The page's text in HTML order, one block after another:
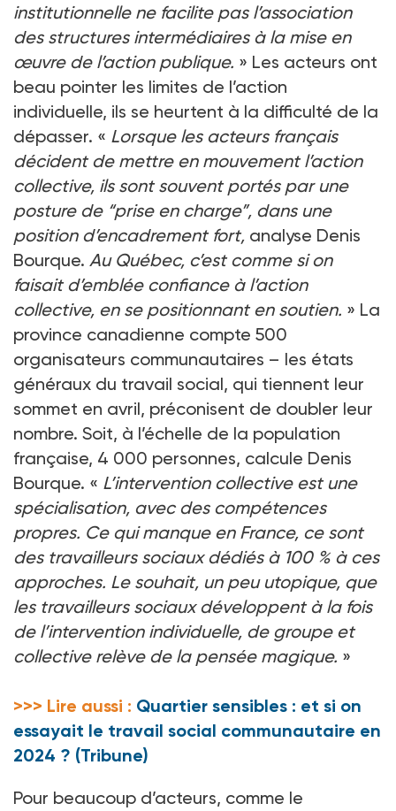
institutionnelle ne facilite pas l’association
des structures intermédiaires à la mise en
œuvre de l’action publique. » Les acteurs ont
beau pointer les limites de l’action
individuelle, ils se heurtent à la difficulté de la
dépasser. « Lorsque les acteurs français
décident de mettre en mouvement l’action
collective, ils sont souvent portés par une
posture de “prise en charge”, dans une
position d’encadrement fort, analyse Denis
Bourque. Au Québec, c’est comme si on
faisait d’emblée confiance à l’action
collective, en se positionnant en soutien. » La
province canadienne compte 500
organisateurs communautaires – les états
généraux du travail social, qui tiennent leur
sommet en avril, préconisent de doubler leur
nombre. Soit, à l’échelle de la population
française, 4 000 personnes, calcule Denis
Bourque. « L’intervention collective est une
spécialisation, avec des compétences
propres. Ce qui manque en France, ce sont
des travailleurs sociaux dédiés à 100 % à ces
approches. Le souhait, un peu utopique, que
les travailleurs sociaux développent à la fois
de l’intervention individuelle, de groupe et
collective relève de la pensée magique. »
>>> Lire aussi : Quartier sensibles : et si on
essayait le travail social communautaire en
2024 ? (Tribune)
Pour beaucoup d’acteurs, comme le